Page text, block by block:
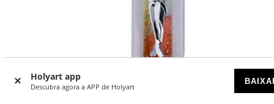
Holyart app
Descubra agora a APP de Holyart